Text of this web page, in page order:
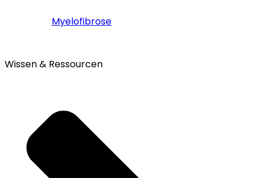
Myelofibrose
Wissen & Ressourcen